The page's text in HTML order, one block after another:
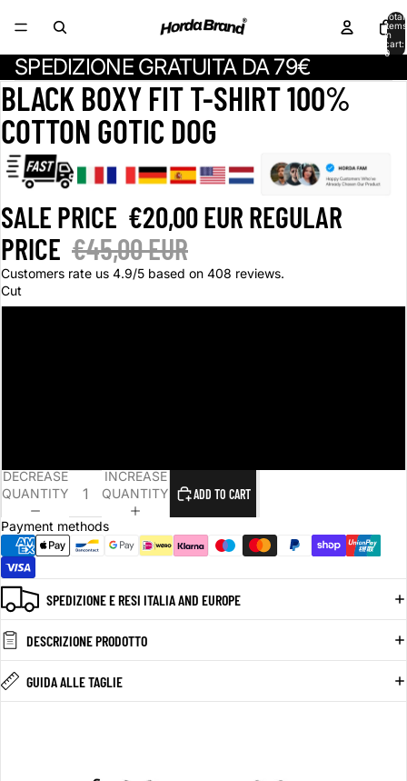
Total
items
in
cart:
0
SPEDIZIONE GRATUITA DA 79€
BLACK BOXY FIT T-SHIRT 100%
COTTON GOTIC DOG
SALE PRICE €20,00 EUR REGULAR
PRICE €45,00 EUR
Customers rate us 4.9/5 based on 408 reviews.
Cut
DECREASE
QUANTITY
INCREASE
QUANTITY
ADD TO CART
Payment methods
SPEDIZIONE E RESI ITALIA AND EUROPE
DESCRIZIONE PRODOTTO
GUIDA ALLE TAGLIE